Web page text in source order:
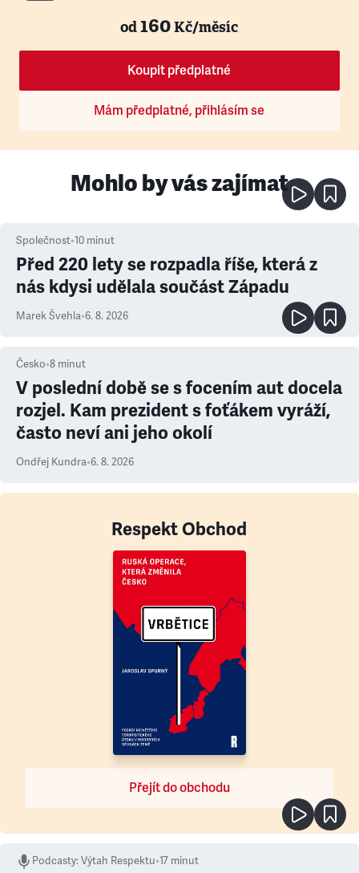
od160Kč/měsíc
Koupit předplatné
Mám předplatné, přihlásím se
Mohlo by vás zajímat
Společnost•10 minut
Před 220 lety se rozpadla říše, která z
nás kdysi udělala součást Západu
Marek Švehla•6. 8. 2026
Česko•8 minut
V poslední době se s focením aut docela
rozjel. Kam prezident s foťákem vyráží,
často neví ani jeho okolí
Ondřej Kundra•6. 8. 2026
Respekt Obchod
Přejít do obchodu
Podcasty:Výtah Respektu•17 minut